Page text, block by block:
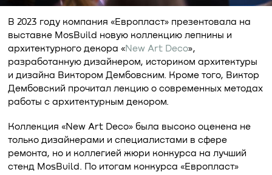
В 2023 году компания «Европласт» презентовала на
выставке MosBuild новую коллекцию лепнины и
архитектурного декора «New Art Deco»,
разработанную дизайнером, историком архитектуры
и дизайна Виктором Дембовским. Кроме того, Виктор
Дембовский прочитал лекцию о современных методах
работы с архитектурным декором.
Коллекция «New Art Deco» была высоко оценена не
только дизайнерами и специалистами в сфере
ремонта, но и коллегией жюри конкурса на лучший
стенд MosBuild. По итогам конкурса «Европласт»